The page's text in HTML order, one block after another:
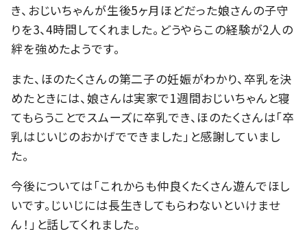
き、おじいちゃんが生後5ヶ月ほどだった娘さんの子守
りを3、4時間してくれました。どうやらこの経験が2人の
絆を強めたようです。
また、ほのたくさんの第二子の妊娠がわかり、卒乳を決
めたときには、娘さんは実家で1週間おじいちゃんと寝
てもらうことでスムーズに卒乳でき、ほのたくさんは「卒
乳はじいじのおかげでできました」と感謝していまし
た。
今後については「これからも仲良くたくさん遊んでほし
いです。じいじには長生きしてもらわないといけませ
ん！」と話してくれました。